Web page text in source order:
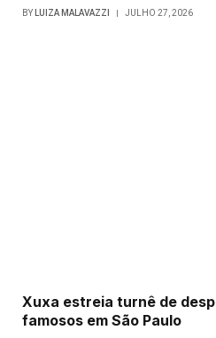
BY LUIZA MALAVAZZI JULHO 27, 2026
Xuxa estreia turnê de
famosos em São Paulo